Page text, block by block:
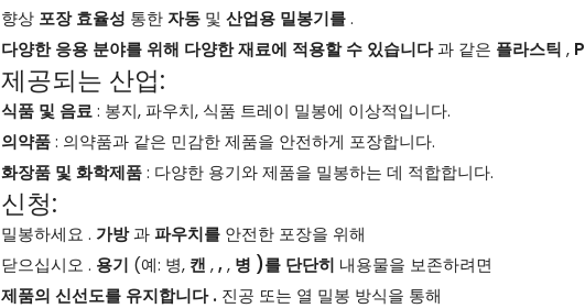
향상 포장 효율성 통한자동 및 산업용 밀봉기를.
다양한 응용 분야를 위해 다양한 재료에 적용할 수 있습니다과 같은 플라스틱 ,
제공되는 산업:
식품 및 음료: 봉지, 파우치, 식품 트레이 밀봉에 이상적입니다.
의약품: 의약품과 같은 민감한 제품을 안전하게 포장합니다.
화장품 및 화학제품: 다양한 용기와 제품을 밀봉하는 데 적합합니다.
신청:
밀봉하세요 . 가방과파우치를 안전한 포장을 위해
닫으십시오 . 용기 (예: 병, 캔 ,,, 병 )를 단단히 내용물을 보존하려면
제품의 신선도를 유지합니다 . 진공 또는 열 밀봉 방식을 통해